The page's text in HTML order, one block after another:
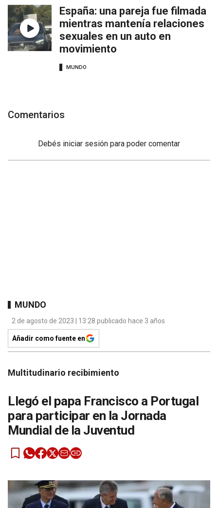
España: una pareja fue filmada
mientras mantenía relaciones
sexuales en un auto en
movimiento
MUNDO
Comentarios
Debés iniciar sesión para poder comentar
MUNDO
2 de agosto de 2023 | 13:28 publicado hace 3 años
Añadir como fuente en
Multitudinario recibimiento
Llegó el papa Francisco a Portugal
para participar en la Jornada
Mundial de la Juventud